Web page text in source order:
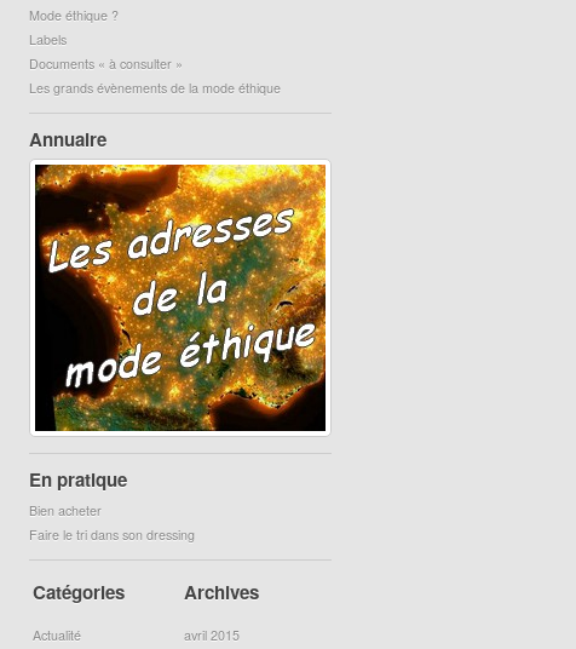
Mode éthique ?
Labels
Documents « à consulter »
Les grands évènements de la mode éthique
Annuaire
En pratique
Bien acheter
Faire le tri dans son dressing
Catégories Archives
Actualité
avril 2015